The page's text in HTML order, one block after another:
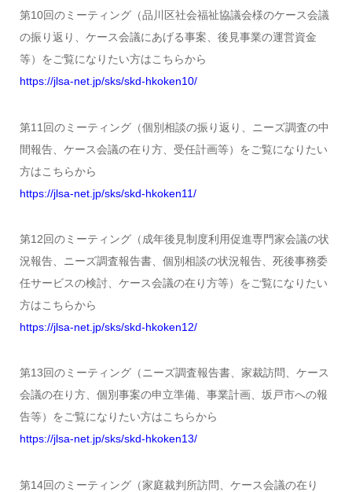
第10回のミーティング（品川区社会福祉協議会様のケース会議
の振り返り、ケース会議にあげる事案、後見事業の運営資金
等）をご覧になりたい方はこちらから
https://jlsa-net.jp/sks/skd-hkoken10/
第11回のミーティング（個別相談の振り返り、ニーズ調査の中
間報告、ケース会議の在り方、受任計画等）をご覧になりたい
方はこちらから
https://jlsa-net.jp/sks/skd-hkoken11/
第12回のミーティング（成年後見制度利用促進専門家会議の状
況報告、ニーズ調査報告書、個別相談の状況報告、死後事務委
任サービスの検討、ケース会議の在り方等）をご覧になりたい
方はこちらから
https://jlsa-net.jp/sks/skd-hkoken12/
第13回のミーティング（ニーズ調査報告書、家裁訪問、ケース
会議の在り方、個別事案の申立準備、事業計画、坂戸市への報
告等）をご覧になりたい方はこちらから
https://jlsa-net.jp/sks/skd-hkoken13/
第14回のミーティング（家庭裁判所訪問、ケース会議の在り